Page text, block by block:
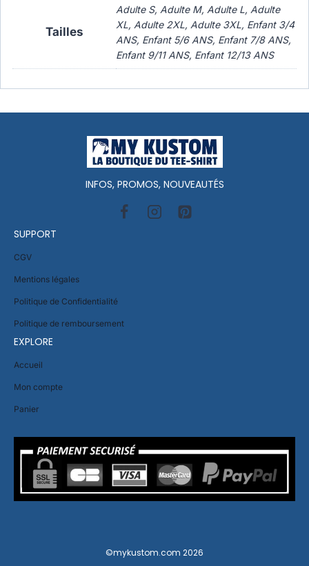
Tailles
Adulte S, Adulte M, Adulte L, Adulte
XL, Adulte 2XL, Adulte 3XL, Enfant 3/4
ANS, Enfant 5/6 ANS, Enfant 7/8 ANS,
Enfant 9/11 ANS, Enfant 12/13 ANS
INFOS, PROMOS, NOUVEAUTÉS
SUPPORT
CGV
Mentions légales
Politique de Confidentialité
Politique de remboursement
EXPLORE
Accueil
Mon compte
Panier
©mykustom.com 2026